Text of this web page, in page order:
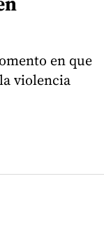
en que
violencia